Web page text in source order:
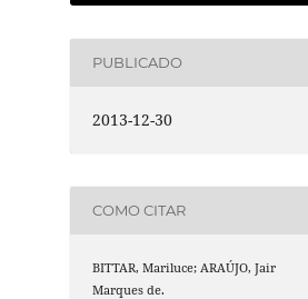
PUBLICADO
2013-12-30
COMO CITAR
BITTAR, Mariluce; ARAÚJO, Jair
Marques de.